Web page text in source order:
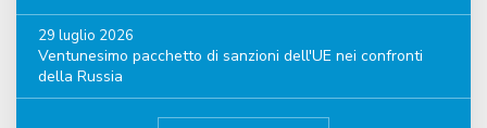
29 luglio 2026
Ventunesimo pacchetto di sanzioni dell'UE nei confronti
della Russia